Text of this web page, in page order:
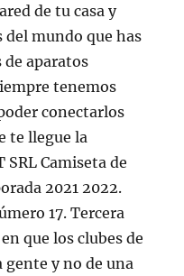
de tu casa y
del mundo que has
aparatos
tenemos
conectarlos
te llegue la
SRL Camiseta de
2021 2022.
17. Tercera
que los clubes de
y no de una